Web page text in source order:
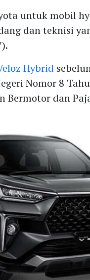
untuk mobil
dan teknisi
Hybrid
Nomor 8
Bermotor dan